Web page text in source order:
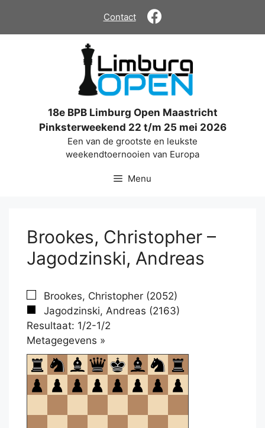
de
Contact
18e BPB Limburg Open Maastricht
Pinksterweekend 22 t/m 25 mei 2026
Een van de grootste en leukste
weekendtoernooien van Europa
Menu
Brookes, Christopher –
Jagodzinski, Andreas
Brookes, Christopher (2052)
Jagodzinski, Andreas (2163)
Resultaat: 1/2-1/2
Metagegevens »
om
te
openen.